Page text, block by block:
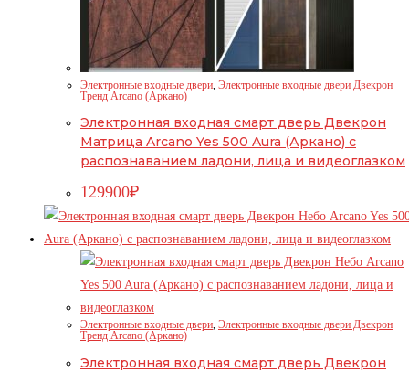
Электронные входные двери, Электронные входные двери Двекрон
Тренд Arcano (Аркано)
Электронная входная смарт дверь Двекрон
Матрица Arcano Yes 500 Aura (Аркано) с
распознаванием ладони, лица и видеоглазком
129900₽
Электронные входные двери, Электронные входные двери Двекрон
Тренд Arcano (Аркано)
Электронная входная смарт дверь Двекрон